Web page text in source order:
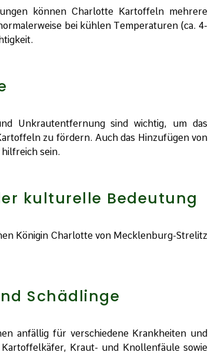
können Charlotte Kartoffeln mehrere
bei kühlen Temperaturen (ca. 4-
Unkrautentfernung sind wichtig, um das
zu fördern. Auch das Hinzufügen von
sein.
kulturelle Bedeutung
Königin Charlotte von Mecklenburg-Strelitz
Schädlinge
anfällig für verschiedene Krankheiten und
Kraut- und Knollenfäule sowie